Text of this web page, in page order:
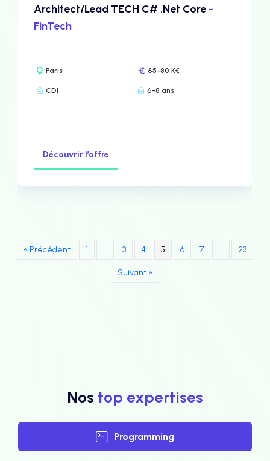
Architect/Lead TECH C# .Net Core -
FinTech
Paris 65-80 K€
CDI 6-8 ans
Découvrir l’offre
« Précédent 1 … 3 4 5 6 7 … 23
Suivant »
Nos top expertises
Programming